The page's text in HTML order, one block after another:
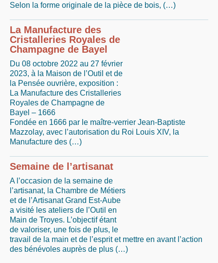
Selon la forme originale de la pièce de bois, (…)
La Manufacture des
Cristalleries Royales de
Champagne de Bayel
Du 08 octobre 2022 au 27 février
2023, à la Maison de l’Outil et de
la Pensée ouvrière, exposition :
La Manufacture des Cristalleries
Royales de Champagne de
Bayel – 1666
Fondée en 1666 par le maître-verrier Jean-Baptiste
Mazzolay, avec l’autorisation du Roi Louis XIV, la
Manufacture des (…)
Semaine de l’artisanat
A l’occasion de la semaine de
l’artisanat, la Chambre de Métiers
et de l’Artisanat Grand Est-Aube
a visité les ateliers de l’Outil en
Main de Troyes. L’objectif étant
de valoriser, une fois de plus, le
travail de la main et de l’esprit et mettre en avant l’action
des bénévoles auprès de plus (…)